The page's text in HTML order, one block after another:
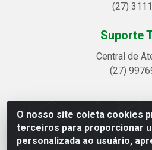
O nosso site coleta cookies
terceiros para proporcionar
personalizada ao usuário,
(27)
Suporte
Central de
(27)
Linhavix Distribuidora LTDA -
Quadra314 Lote 05 e 07 -
29.901-605 - CNPJ